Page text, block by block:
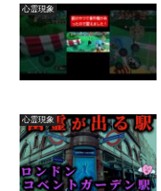
心霊現象
心霊現象